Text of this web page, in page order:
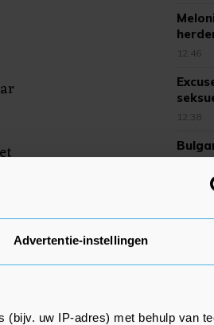
Advertentie-instellingen
(bijv. uw IP-adres) met behulp van
12:46
12:38
de